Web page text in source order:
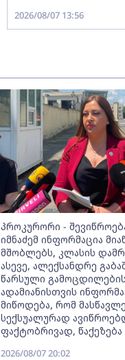
2026/08/07 13:56
პროკურორი -
იმნაძემ ინფორმაცია
მშობლებს, კლასის
ასევე, ალექსანდრე
წარსული გამოცდილების
ადამიანისთვის
მიწოდება, რომ
სექსუალურად
ფაქტობრივად, წაქეზება
2026/08/07 20:02